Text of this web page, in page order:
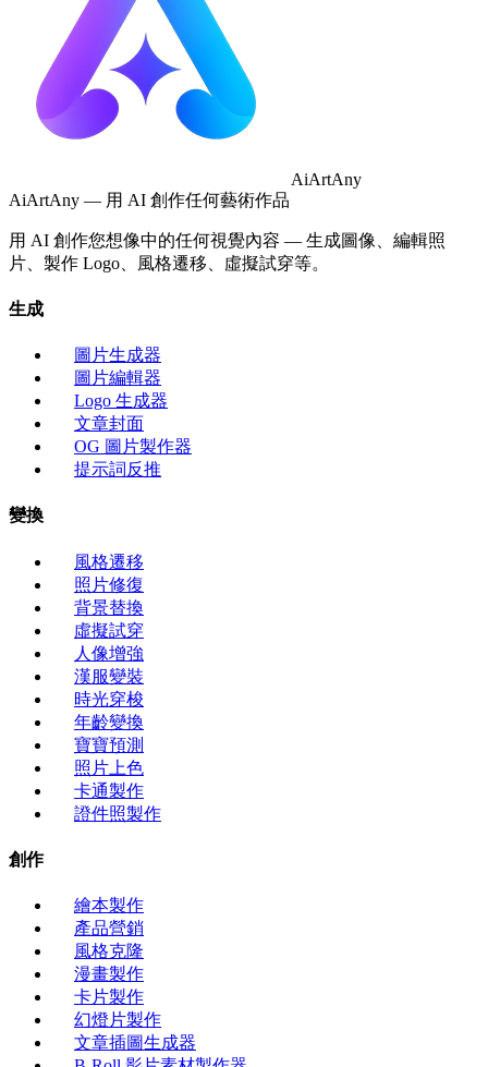
AiArtAny
AiArtAny — 用 AI 創作任何藝術作品
用 AI 創作您想像中的任何視覺內容 — 生成圖像、編輯照
片、製作 Logo、風格遷移、虛擬試穿等。
生成
圖片生成器
圖片編輯器
Logo 生成器
文章封面
OG 圖片製作器
提示詞反推
變換
風格遷移
照片修復
背景替換
虛擬試穿
人像增強
漢服變裝
時光穿梭
年齡變換
寶寶預測
照片上色
卡通製作
證件照製作
創作
繪本製作
產品營銷
風格克隆
漫畫製作
卡片製作
幻燈片製作
文章插圖生成器